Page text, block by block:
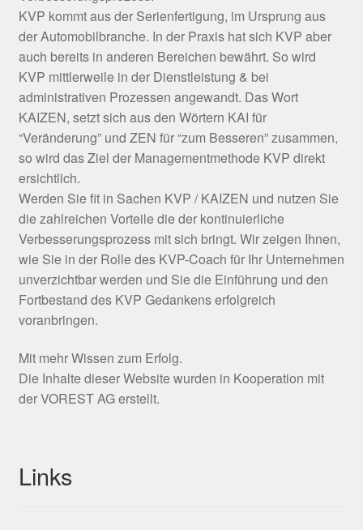
KVP kommt aus der Serienfertigung, im Ursprung aus
der Automobilbranche. In der Praxis hat sich KVP aber
auch bereits in anderen Bereichen bewährt. So wird
KVP mittlerweile in der Dienstleistung & bei
administrativen Prozessen angewandt. Das Wort
KAIZEN, setzt sich aus den Wörtern KAI für
“Veränderung” und ZEN für “zum Besseren” zusammen,
so wird das Ziel der Managementmethode KVP direkt
ersichtlich.
Werden Sie fit in Sachen KVP / KAIZEN und nutzen Sie
die zahlreichen Vorteile die der kontinuierliche
Verbesserungsprozess mit sich bringt. Wir zeigen Ihnen,
wie Sie in der Rolle des KVP-Coach für Ihr Unternehmen
unverzichtbar werden und Sie die Einführung und den
Fortbestand des KVP Gedankens erfolgreich
voranbringen.
Mit mehr Wissen zum Erfolg.
Die Inhalte dieser Website wurden in Kooperation mit
der VOREST AG erstellt.
Links